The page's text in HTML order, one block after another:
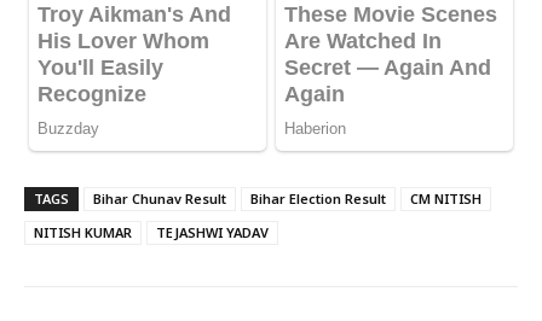
TAGS Bihar Chunav Result Bihar Election Result
CM NITISH
NITISH KUMAR
TEJASHWI YADAV